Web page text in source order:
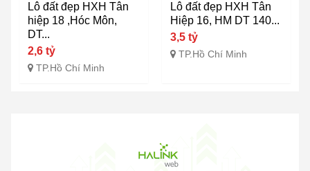
Lô đất đẹp HXH Tân
hiệp 18 ,Hóc Môn,
DT...
2,6 tỷ
TP.Hồ Chí Minh
Lô đất đẹp HXH Tân
Hiệp 16, HM DT 140...
3,5 tỷ
TP.Hồ Chí Minh